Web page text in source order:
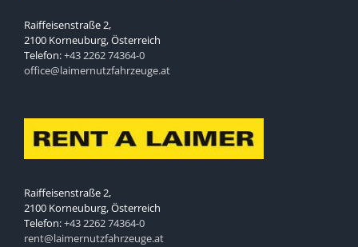
Raiffeisenstraße 2,
2100 Korneuburg, Österreich
Telefon:+43 2262 74364-0
office@laimernutzfahrzeuge.at
Raiffeisenstraße 2,
2100 Korneuburg, Österreich
Telefon:+43 2262 74364-0
rent@laimernutzfahrzeuge.at